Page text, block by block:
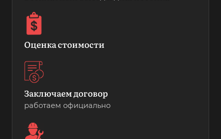
Оценка стоимости
Заключаем договор
работаем официально